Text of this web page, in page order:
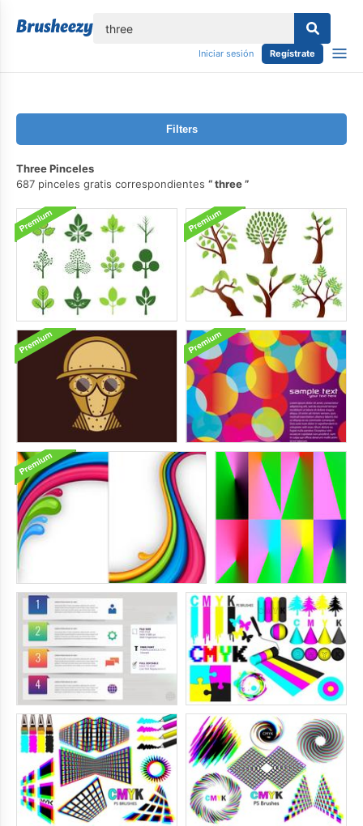
Iniciar sesión Regístrate
Filters
Three Pinceles
687 pinceles gratis correspondientes
three